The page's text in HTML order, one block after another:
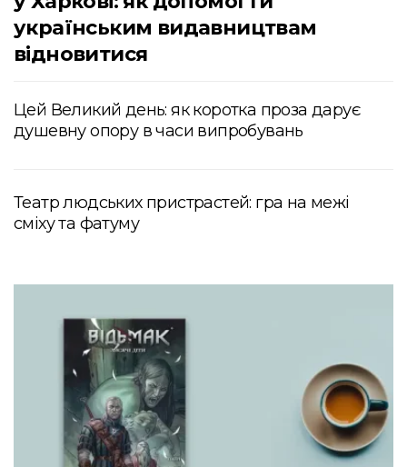
українським видавництвам
відновитися
Цей Великий день: як коротка проза дарує
душевну опору в часи випробувань
Театр людських пристрастей: гра на межі
сміху та фатуму